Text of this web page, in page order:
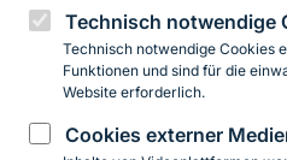
Technisch notwendige
Technisch notwendige Cookies
Funktionen und sind für die
Website erforderlich.
Cookies externer
InstagramFacebook